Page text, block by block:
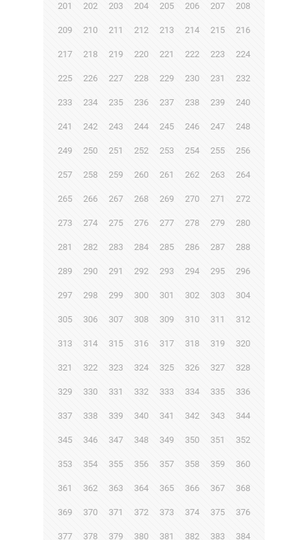
201 202 203 204 205 206 207 208
209 210 211 212 213 214 215 216
217 218 219 220 221 222 223 224
225 226 227 228 229 230 231 232
233 234 235 236 237 238 239 240
241 242 243 244 245 246 247 248
249 250 251 252 253 254 255 256
257 258 259 260 261 262 263 264
265 266 267 268 269 270 271 272
273 274 275 276 277 278 279 280
281 282 283 284 285 286 287 288
289 290 291 292 293 294 295 296
297 298 299 300 301 302 303 304
305 306 307 308 309 310 311 312
313 314 315 316 317 318 319 320
321 322 323 324 325 326 327 328
329 330 331 332 333 334 335 336
337 338 339 340 341 342 343 344
345 346 347 348 349 350 351 352
353 354 355 356 357 358 359 360
361 362 363 364 365 366 367 368
369 370 371 372 373 374 375 376
377 378 379 380 381 382 383 384